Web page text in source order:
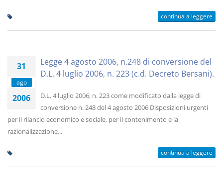
continua a leggere
31
ago
2006
Legge 4 agosto 2006, n.248 di conversione del
D.L. 4 luglio 2006, n. 223 (c.d. Decreto Bersani).
D.L. 4 luglio 2006, n. 223 come modificato dalla legge di
conversione n. 248 del 4 agosto 2006 Disposizioni urgenti
per il rilancio economico e sociale, per il contenimento e la
razionalizzazione...
continua a leggere